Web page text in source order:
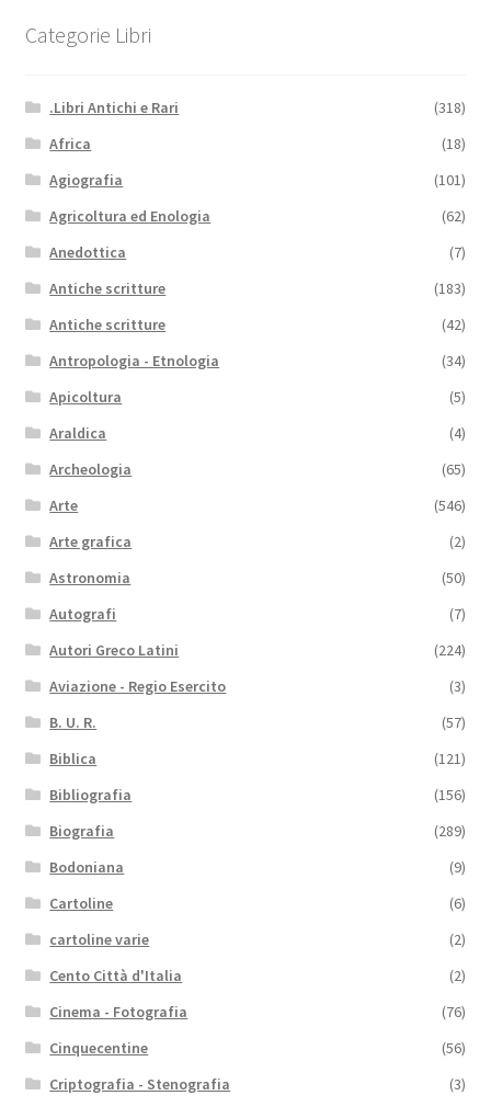
Categorie Libri
.Libri Antichi e Rari
(318)
Africa
(18)
Agiografia
(101)
Agricoltura ed Enologia
(62)
Anedottica
(7)
Antiche scritture
(183)
Antiche scritture
(42)
Antropologia - Etnologia
(34)
Apicoltura
(5)
Araldica
(4)
Archeologia
(65)
Arte
(546)
Arte grafica
(2)
Astronomia
(50)
Autografi
(7)
Autori Greco Latini
(224)
Aviazione - Regio Esercito
(3)
B. U. R.
(57)
Biblica
(121)
Bibliografia
(156)
Biografia
(289)
Bodoniana
(9)
Cartoline
(6)
cartoline varie
(2)
Cento Città d'Italia
(2)
Cinema - Fotografia
(76)
Cinquecentine
(56)
Criptografia - Stenografia
(3)